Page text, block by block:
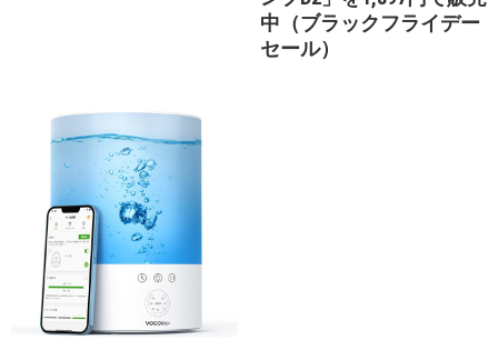
中（ブラックフライデー
セール）